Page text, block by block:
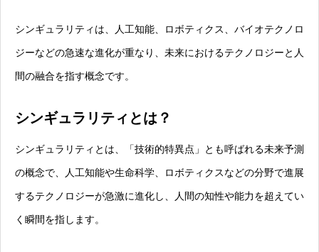
シンギュラリティは、人工知能、ロボティクス、バイオテクノロ
ジーなどの急速な進化が重なり、未来におけるテクノロジーと人
間の融合を指す概念です。
シンギュラリティとは？
シンギュラリティとは、「技術的特異点」とも呼ばれる未来予測
の概念で、人工知能や生命科学、ロボティクスなどの分野で進展
するテクノロジーが急激に進化し、人間の知性や能力を超えてい
く瞬間を指します。